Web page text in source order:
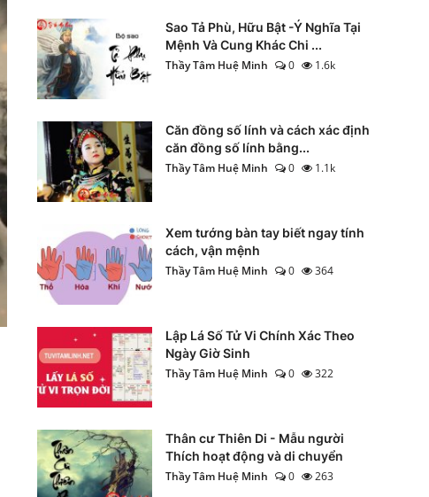
Sao Tả Phù, Hữu Bật -Ý Nghĩa Tại
Mệnh Và Cung Khác Chi ...
Thầy Tâm Huệ Minh
0 1.6k
Căn đồng số lính và cách xác định
căn đồng số lính bằng...
Thầy Tâm Huệ Minh
0 1.1k
Xem tướng bàn tay biết ngay tính
cách, vận mệnh
Thầy Tâm Huệ Minh
0 364
Lập Lá Số Tử Vi Chính Xác Theo
Ngày Giờ Sinh
Thầy Tâm Huệ Minh
0 322
Thân cư Thiên Di - Mẫu người
Thích hoạt động và di chuyển
Thầy Tâm Huệ Minh
0 263